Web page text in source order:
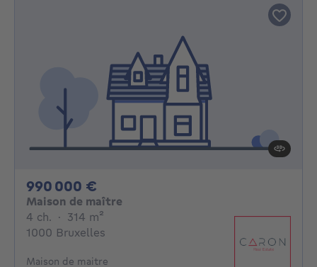
990 000 €
Maison de maître
4 ch. 4 chambres
· 314 m²
1000 Bruxelles
Maison de maitre